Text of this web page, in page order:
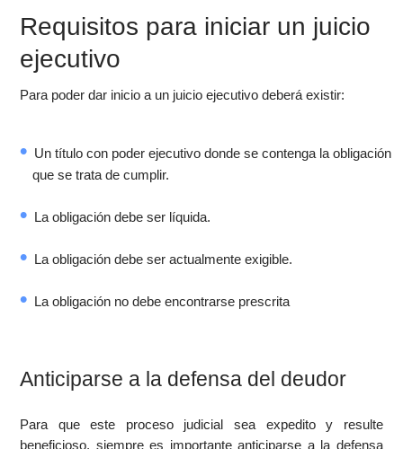
Requisitos para iniciar un juicio
ejecutivo
Para poder dar inicio a un juicio ejecutivo deberá existir:
Un título con poder ejecutivo donde se contenga la obligación
que se trata de cumplir.
La obligación debe ser líquida.
La obligación debe ser actualmente exigible.
La obligación no debe encontrarse prescrita
Anticiparse a la defensa del deudor
Para que este proceso judicial sea expedito y resulte
beneficioso, siempre es importante anticiparse a la defensa